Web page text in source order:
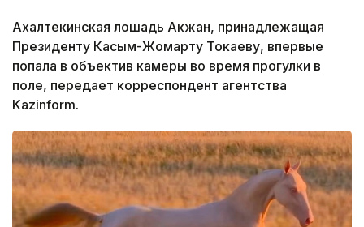
Ахалтекинская лошадь Акжан, принадлежащая
Президенту Касым-Жомарту Токаеву, впервые
попала в объектив камеры во время прогулки в
поле, передает корреспондент агентства
Kazinform.